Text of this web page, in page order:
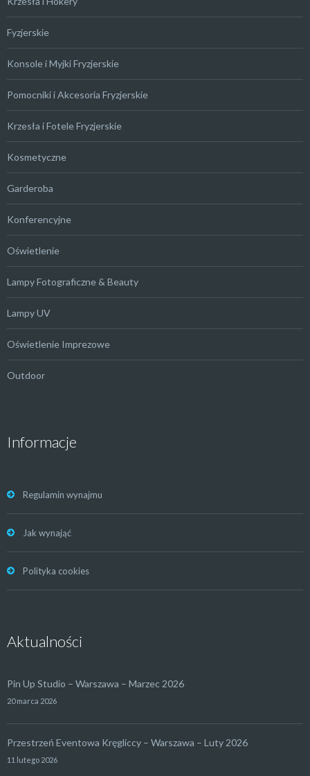
Fyzjerskie
Konsole i Myjki Fryzjerskie
Pomocniki i Akcesoria Fryzjerskie
Krzesła i Fotele Fryzjerskie
Kosmetyczne
Garderoba
Konferencyjne
Oświetlenie
Lampy Fotograficzne & Beauty
Lampy UV
Oświetlenie Imprezowe
Outdoor
Informacje
Regulamin wynajmu
Jak wynająć
Polityka cookies
Aktualności
Pin Up Studio – Warszawa – Marzec 2026
20 marca 2026
Przestrzeń Eventowa Kręgliccy – Warszawa – Luty 2026
11 lutego 2026